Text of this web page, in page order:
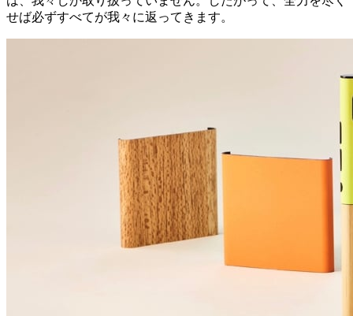
せば必ずすべてが我々に返ってきます。